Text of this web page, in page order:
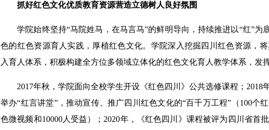
抓好红色文化优质教育资源营造立德树人良好氛围
学院始终坚持“马院姓马，在马言马”的鲜明导向，持续推进以“红”为
色的红色资源育人实践，厚植红色文化。学院深入挖掘四川红色资源，
入育人体系，积极构建全方位多领域立体化的红色文化育人教学体系，发
2017年秋，学院面向全校学生开设《红色四川》公共选修课程；2018年
举办“红言讲堂”，推动宣传、推广四川红色文化的“百千万工程”（100个
色微视频和10000人受益）；2020年，《红色四川》课程被评为四川省首